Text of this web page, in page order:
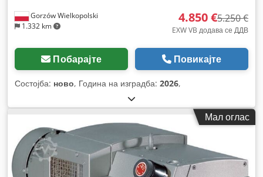
Gorzów Wielkopolski
1.332 km
4.850 €5.250 €
EXW VB додава се ДДВ
Побарајте Повикајте
Состојба: ново, Година на изградба: 2026,
Мал оглас